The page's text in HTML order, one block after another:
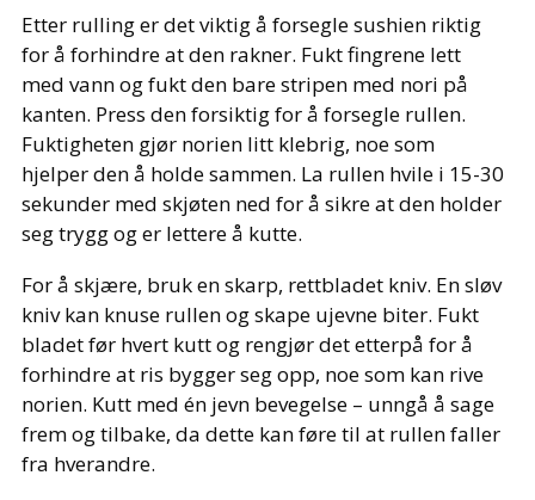
Etter rulling er det viktig å forsegle sushien riktig
for å forhindre at den rakner. Fukt fingrene lett
med vann og fukt den bare stripen med nori på
kanten. Press den forsiktig for å forsegle rullen.
Fuktigheten gjør norien litt klebrig, noe som
hjelper den å holde sammen. La rullen hvile i 15-30
sekunder med skjøten ned for å sikre at den holder
seg trygg og er lettere å kutte.
For å skjære, bruk en skarp, rettbladet kniv. En sløv
kniv kan knuse rullen og skape ujevne biter. Fukt
bladet før hvert kutt og rengjør det etterpå for å
forhindre at ris bygger seg opp, noe som kan rive
norien. Kutt med én jevn bevegelse – unngå å sage
frem og tilbake, da dette kan føre til at rullen faller
fra hverandre.